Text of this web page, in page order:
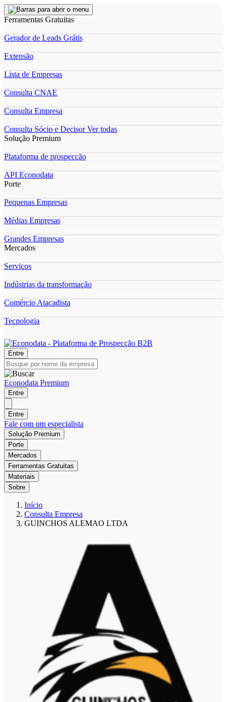
Ferramentas Gratuitas
Gerador de Leads Grátis
Extensão
Lista de Empresas
Consulta CNAE
Consulta Empresa
Consulta Sócio e DecisorVer todas
Solução Premium
Plataforma de prospecção
API Econodata
Porte
Pequenas Empresas
Médias Empresas
Grandes Empresas
Mercados
Serviços
Indústrias da transformação
Comércio Atacadista
Tecnologia
Entre
Econodata Premium
Entre
Entre
Fale com um especialista
Solução Premium
Porte
Mercados
Ferramentas Gratuitas
Materiais
Sobre
Início
Consulta Empresa
GUINCHOS ALEMAO LTDA